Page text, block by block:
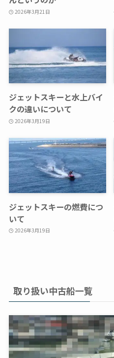
2026年3月21日
ジェットスキーと水上バイ
クの違いについて
2026年3月19日
ジェットスキーの燃費につ
いて
2026年3月19日
取り扱い中古船一覧